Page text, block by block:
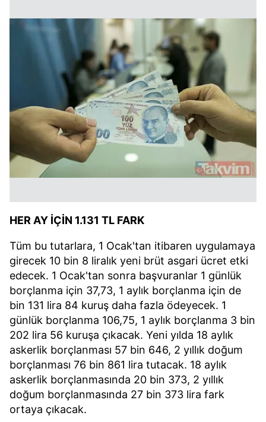
HER AY İÇİN 1.131 TL FARK
Tüm bu tutarlara, 1 Ocak'tan itibaren uygulamaya
girecek 10 bin 8 liralık yeni brüt asgari ücret etki
edecek. 1 Ocak'tan sonra başvuranlar 1 günlük
borçlanma için 37,73, 1 aylık borçlanma için de
bin 131 lira 84 kuruş daha fazla ödeyecek. 1
günlük borçlanma 106,75, 1 aylık borçlanma 3 bin
202 lira 56 kuruşa çıkacak. Yeni yılda 18 aylık
askerlik borçlanması 57 bin 646, 2 yıllık doğum
borçlanması 76 bin 861 lira tutacak. 18 aylık
askerlik borçlanmasında 20 bin 373, 2 yıllık
doğum borçlanmasında 27 bin 373 lira fark
ortaya çıkacak.